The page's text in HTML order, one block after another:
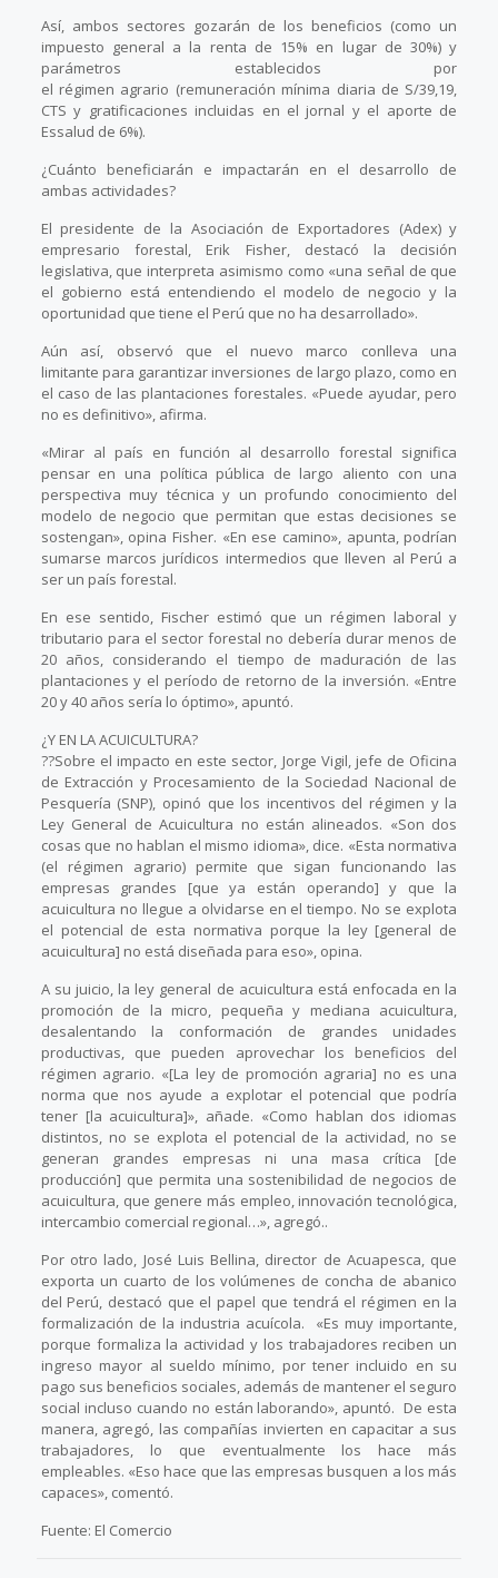
Así, ambos sectores gozarán de los beneficios (como un
impuesto general a la renta de 15% en lugar de 30%) y
parámetros establecidos por
el régimen agrario (remuneración mínima diaria de S/39,19,
CTS y gratificaciones incluidas en el jornal y el aporte de
Essalud de 6%).
¿Cuánto beneficiarán e impactarán en el desarrollo de
ambas actividades?
El presidente de la Asociación de Exportadores (Adex) y
empresario forestal, Erik Fisher, destacó la decisión
legislativa, que interpreta asimismo como «una señal de que
el gobierno está entendiendo el modelo de negocio y la
oportunidad que tiene el Perú que no ha desarrollado».
Aún así, observó que el nuevo marco conlleva una
limitante para garantizar inversiones de largo plazo, como en
el caso de las plantaciones forestales. «Puede ayudar, pero
no es definitivo», afirma.
«Mirar al país en función al desarrollo forestal significa
pensar en una política pública de largo aliento con una
perspectiva muy técnica y un profundo conocimiento del
modelo de negocio que permitan que estas decisiones se
sostengan», opina Fisher. «En ese camino», apunta, podrían
sumarse marcos jurídicos intermedios que lleven al Perú a
ser un país forestal.
En ese sentido, Fischer estimó que un régimen laboral y
tributario para el sector forestal no debería durar menos de
20 años, considerando el tiempo de maduración de las
plantaciones y el período de retorno de la inversión. «Entre
20 y 40 años sería lo óptimo», apuntó.
¿Y EN LA ACUICULTURA?
??Sobre el impacto en este sector, Jorge Vigil, jefe de Oficina
de Extracción y Procesamiento de la Sociedad Nacional de
Pesquería (SNP), opinó que los incentivos del régimen y la
Ley General de Acuicultura no están alineados. «Son dos
cosas que no hablan el mismo idioma», dice. «Esta normativa
(el régimen agrario) permite que sigan funcionando las
empresas grandes [que ya están operando] y que la
acuicultura no llegue a olvidarse en el tiempo. No se explota
el potencial de esta normativa porque la ley [general de
acuicultura] no está diseñada para eso», opina.
A su juicio, la ley general de acuicultura está enfocada en la
promoción de la micro, pequeña y mediana acuicultura,
desalentando la conformación de grandes unidades
productivas, que pueden aprovechar los beneficios del
régimen agrario. «[La ley de promoción agraria] no es una
norma que nos ayude a explotar el potencial que podría
tener [la acuicultura]», añade. «Como hablan dos idiomas
distintos, no se explota el potencial de la actividad, no se
generan grandes empresas ni una masa crítica [de
producción] que permita una sostenibilidad de negocios de
acuicultura, que genere más empleo, innovación tecnológica,
intercambio comercial regional…», agregó..
Por otro lado, José Luis Bellina, director de Acuapesca, que
exporta un cuarto de los volúmenes de concha de abanico
del Perú, destacó que el papel que tendrá el régimen en la
formalización de la industria acuícola. «Es muy importante,
porque formaliza la actividad y los trabajadores reciben un
ingreso mayor al sueldo mínimo, por tener incluido en su
pago sus beneficios sociales, además de mantener el seguro
social incluso cuando no están laborando», apuntó. De esta
manera, agregó, las compañías invierten en capacitar a sus
trabajadores, lo que eventualmente los hace más
empleables. «Eso hace que las empresas busquen a los más
capaces», comentó.
Fuente: El Comercio